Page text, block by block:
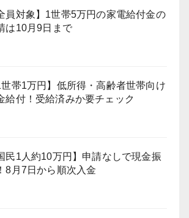
員対象】1世帯5万円の家電給付金の
は10月9日まで
世帯1万円】低所得・高齢者世帯向け
給付！受給済みか要チェック
民1人約10万円】申請なしで現金振
8月7日から順次入金